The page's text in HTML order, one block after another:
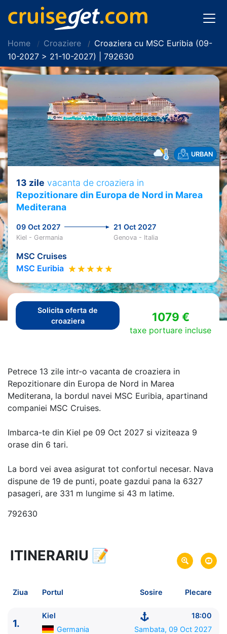
Home Croaziere
Croaziera cu MSC Euribia (09-
10-2027 > 21-10-2027) | 792630
URBAN
13 zile vacanta de croaziera in
Repozitionare din Europa de Nord in Marea
Mediterana
09 Oct 2027 21 Oct 2027
Kiel - Germania Genova - Italia
MSC Cruises
MSC Euribia
Solicita oferta de
croaziera
1079 €
taxe portuare incluse
Petrece 13 zile intr-o vacanta de croaziera in
Repozitionare din Europa de Nord in Marea
Mediterana, la bordul navei MSC Euribia, apartinand
companiei MSC Cruises.
Imbarca-te din Kiel pe 09 Oct 2027 si viziteaza 9
orase din 6 tari.
La bord vei avea asigurat tot confortul necesar. Nava
dispune de 19 de punti, poate gazdui pana la 6327
pasageri, are 331 m lungime si 43 m latime.
792630
13 zile vacanta de croaziera in
Repozitionare din Europa de Nord in Marea
Sosire pe 21 Oct 2027 in Genova, Italia
ITINERARIU 📝
Ziua Portul Sosire Plecare
1.
Kiel
18:00
Germania
Sambata, 09 Oct 2027